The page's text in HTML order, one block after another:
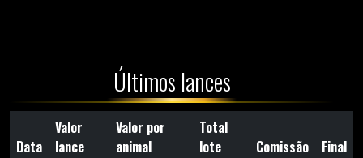
Últimos lances
Data
Valor
lance
Valor por
animal
Total
lote
Comissão Final